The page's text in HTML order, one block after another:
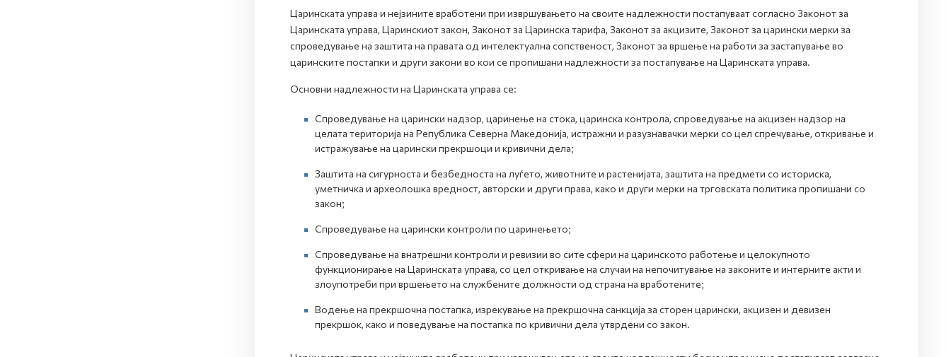
Царинската управа и нејзините вработени при извршувањето на своите надлежности постапуваат согласно Законот за
Царинската управа, Царинскиот закон, Законот за Царинска тарифа, Законот за акцизите, Законот за царински мерки за
спроведување на заштита на правата од интелектуална сопственост, Законот за вршење на работи за застапување во
царинските постапки и други закони во кои се пропишани надлежности за постапување на Царинската управа.
Основни надлежности на Царинската управа се:
Спроведување на царински надзор, царинење на стока, царинска контрола, спроведување на акцизен надзор на
целата територија на Република Северна Македонија, истражни и разузнавачки мерки со цел спречување, откривање и
истражување на царински прекршоци и кривични дела;
Заштита на сигурноста и безбедноста на луѓето, животните и растенијата, заштита на предмети со историска,
уметничка и археолошка вредност, авторски и други права, како и други мерки на трговската политика пропишани со
закон;
Спроведување на царински контроли по царинењето;
Спроведување на внатрешни контроли и ревизии во сите сфери на царинското работење и целокупното
функционирање на Царинската управа, со цел откривање на случаи на непочитување на законите и интерните акти и
злоупотреби при вршењето на службените должности од страна на вработените;
Водење на прекршочна постапка, изрекување на прекршочна санкција за сторен царински, акцизен и девизен
прекршок, како и поведување на постапка по кривични дела утврдени со закон.